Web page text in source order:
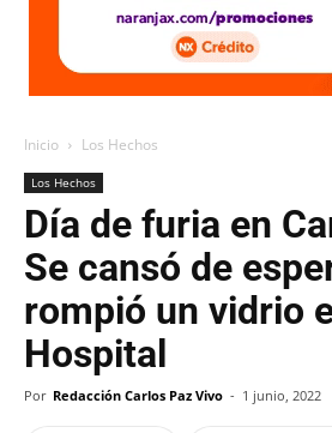
Inicio Los Hechos
Los Hechos
Día de furia en
Se cansó de
rompió un vidrio
Hospital
Por Redacción Carlos Paz Vivo - 1 junio, 2022